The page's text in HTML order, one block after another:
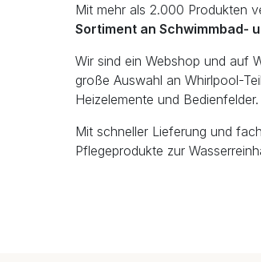
Mit mehr als 2.000 Produkten
Sortiment an Schwimmbad-
Wir sind ein Webshop und auf
große Auswahl an Whirlpool-
Heizelemente und Bedienfelder.
Mit schneller Lieferung und
Pflegeprodukte zur